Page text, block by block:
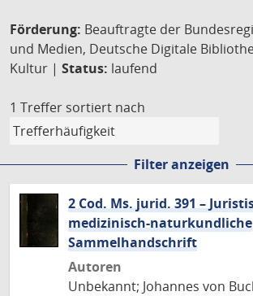
Förderung: Beauftragte der
und Medien, Deutsche Digitale
Kultur | Status: laufend
1 Treffer sortiert nach
Filter anzeigen
2 Cod. Ms. jurid. 391 –
medizinisch-naturkundliche
Sammelhandschrift
Autoren
Unbekannt; Johannes von